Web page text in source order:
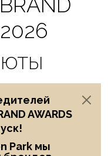
AWARDS
Park мы